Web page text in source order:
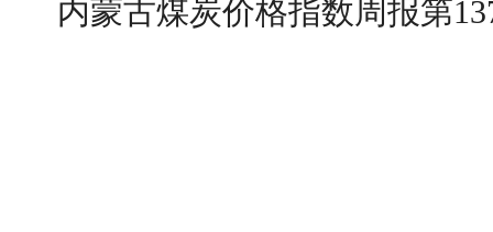
内蒙古煤炭价格指数周报第